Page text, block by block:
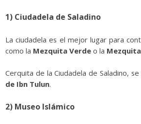
1) Ciudadela de Saladino
La ciudadela es el mejor lugar para
como la Mezquita Verde o la
Cerquita de la Ciudadela de Saladino,
de Ibn Tulun.
2) Museo Islámico